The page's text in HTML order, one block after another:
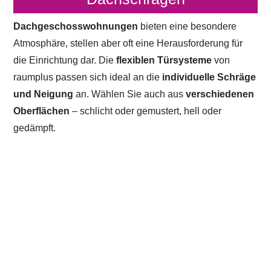
Dachgeschosswohnungen bieten eine besondere
Atmosphäre, stellen aber oft eine Herausforderung für
die Einrichtung dar. Dieflexiblen Türsystemevon
raumplus passen sich ideal an die individuelle Schräge
und Neigung an. Wählen Sie auch ausverschiedenen
Oberflächen – schlicht oder gemustert, hell oder
gedämpft.